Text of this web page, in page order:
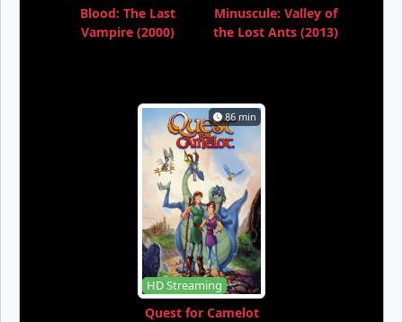
Blood: The Last
Vampire (2000)
Minuscule: Valley of
the Lost Ants (2013)
86 min
HD Streaming
Quest for Camelot